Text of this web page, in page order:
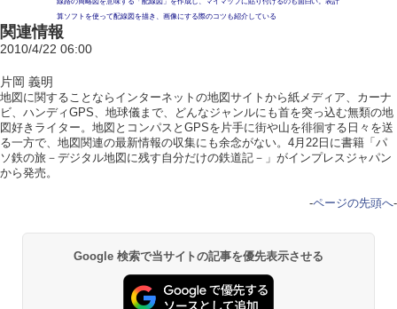
算ソフトを使って配線図を描き、画像にする際のコツも紹介している
関連情報
2010/4/22 06:00
片岡 義明
地図に関することならインターネットの地図サイトから紙メディア、カーナ
ビ、ハンディGPS、地球儀まで、どんなジャンルにも首を突っ込む無類の地
図好きライター。地図とコンパスとGPSを片手に街や山を徘徊する日々を送
る一方で、地図関連の最新情報の収集にも余念がない。4月22日に書籍「パ
ソ鉄の旅－デジタル地図に残す自分だけの鉄道記－」がインプレスジャパン
から発売。
-ページの先頭へ-
Google 検索で当サイトの記事を優先表示させる